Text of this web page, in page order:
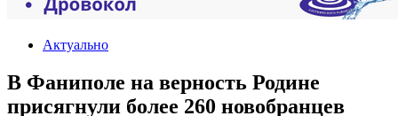
Актуально
В Фаниполе на верность Родине
присягнули более 260 новобранцев